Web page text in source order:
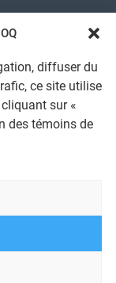
diffuser du
ce site utilise
sur «
des témoins de